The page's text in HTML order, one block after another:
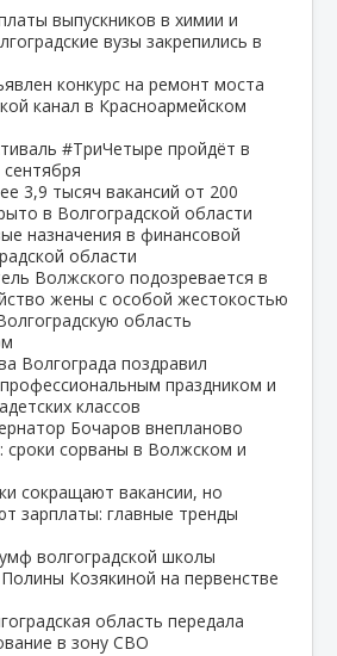
выпускников в химии и
вузы закрепились в
конкурс на ремонт моста
канал в Красноармейском
#ТриЧетыре пройдёт в
3,9 тысяч вакансий от 200
в Волгоградской области
назначения в финансовой
области
Волжского подозревается в
жены с особой жестокостью
область
Волгограда поздравил
праздником и
классов
Бочаров внепланово
сроки сорваны в Волжском и
сокращают вакансии, но
зарплаты: главные тренды
волгоградской школы
Козякиной на первенстве
область передала
в зону СВО